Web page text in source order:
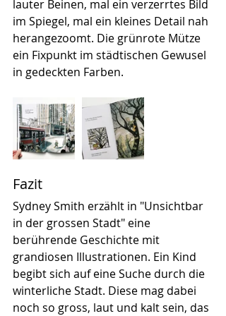
lauter Beinen, mal ein verzerrtes Bild
im Spiegel, mal ein kleines Detail nah
herangezoomt. Die grünrote Mütze
ein Fixpunkt im städtischen Gewusel
in gedeckten Farben.
Fazit
Sydney Smith erzählt in "Unsichtbar
in der grossen Stadt" eine
berührende Geschichte mit
grandiosen Illustrationen. Ein Kind
begibt sich auf eine Suche durch die
winterliche Stadt. Diese mag dabei
noch so gross, laut und kalt sein, das